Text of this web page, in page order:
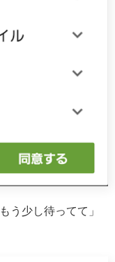
う少し待ってて」